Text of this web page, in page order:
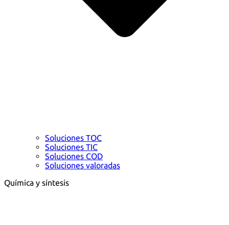
Soluciones TOC
Soluciones TIC
Soluciones COD
Soluciones valoradas
Química y síntesis